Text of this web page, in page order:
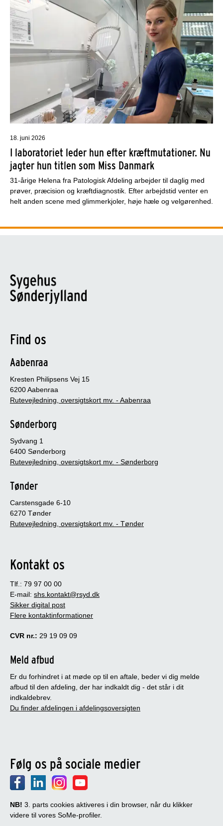
18. juni 2026
I laboratoriet leder hun efter kræftmutationer. Nu
jagter hun titlen som Miss Danmark
31-årige Helena fra Patologisk Afdeling arbejder til daglig med
prøver, præcision og kræftdiagnostik. Efter arbejdstid venter en
helt anden scene med glimmerkjoler, høje hæle og velgørenhed.
Find os
Aabenraa
Kresten Philipsens Vej 15
6200 Aabenraa
Rutevejledning, oversigtskort mv. - Aabenraa
Sønderborg
Sydvang 1
6400 Sønderborg
Rutevejledning, oversigtskort mv. - Sønderborg
Tønder
Carstensgade 6-10
6270 Tønder
Rutevejledning, oversigtskort mv. - Tønder
Kontakt os
Tlf.: 79 97 00 00
E-mail: shs.kontakt@rsyd.dk
Sikker digital post
Flere kontaktinformationer
CVR nr.: 29 19 09 09
Meld afbud
Er du forhindret i at møde op til en aftale, beder vi dig melde
afbud til den afdeling, der har indkaldt dig - det står i dit
indkaldebrev.
Du finder afdelingen i afdelingsoversigten
Følg os på sociale medier
NB! 3. parts cookies aktiveres i din browser, når du klikker
videre til vores SoMe-profiler.